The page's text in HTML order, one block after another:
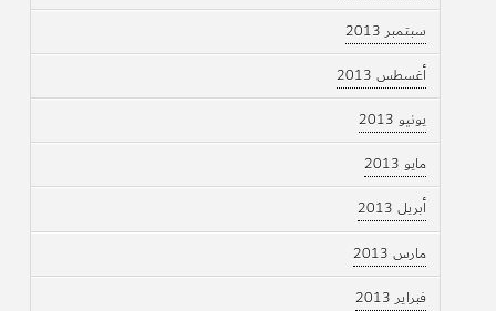
سبتمبر 2013
أغسطس 2013
يونيو 2013
مايو 2013
أبريل 2013
مارس 2013
فبراير 2013